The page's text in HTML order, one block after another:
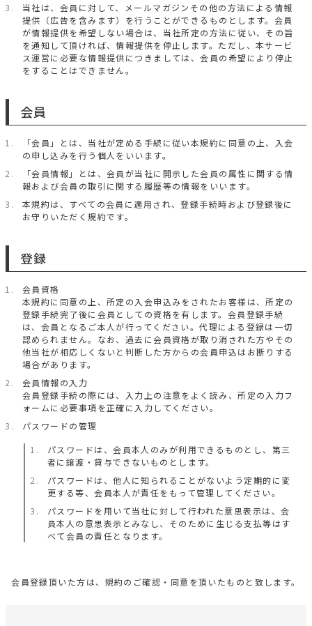
当社は、会員に対して、メールマガジンその他の方法による情報
提供（広告を含みます）を行うことができるものとします。会員
が情報提供を希望しない場合は、当社所定の方法に従い、その旨
を通知して頂ければ、情報提供を停止します。ただし、本サービ
ス運営に必要な情報提供につきましては、会員の希望により停止
をすることはできません。
会員
「会員」とは、当社が定める手続に従い本規約に同意の上、入会
の申し込みを行う個人をいいます。
「会員情報」とは、会員が当社に開示した会員の属性に関する情
報および会員の取引に関する履歴等の情報をいいます。
本規約は、すべての会員に適用され、登録手続時および登録後に
お守りいただく規約です。
登録
会員資格
本規約に同意の上、所定の入会申込みをされたお客様は、所定の
登録手続完了後に会員としての資格を有します。会員登録手続
は、会員となるご本人が行ってください。代理による登録は一切
認められません。なお、過去に会員資格が取り消された方やその
他当社が相応しくないと判断した方からの会員申込はお断りする
場合があります。
会員情報の入力
会員登録手続の際には、入力上の注意をよく読み、所定の入力フ
ォームに必要事項を正確に入力してください。
パスワードの管理
パスワードは、会員本人のみが利用できるものとし、第三
者に譲渡・貸与できないものとします。
パスワードは、他人に知られることがないよう定期的に変
更する等、会員本人が責任をもって管理してください。
パスワードを用いて当社に対して行われた意思表示は、会
員本人の意思表示とみなし、そのために生じる支払等はす
べて会員の責任となります。
会員登録頂いた方は、規約のご確認・同意を頂いたものと致します。